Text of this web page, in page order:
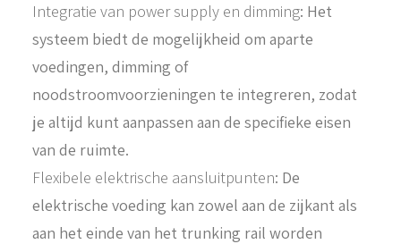
Integratie van power supply en dimming: Het
systeem biedt de mogelijkheid om aparte
voedingen, dimming of
noodstroomvoorzieningen te integreren, zodat
je altijd kunt aanpassen aan de specifieke eisen
van de ruimte.
Flexibele elektrische aansluitpunten: De
elektrische voeding kan zowel aan de zijkant als
aan het einde van het trunking rail worden